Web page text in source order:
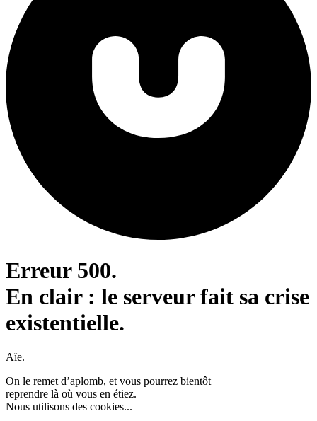
Erreur 500.
En clair : le serveur fait sa crise
existentielle.
Aïe.
On le remet d’aplomb, et vous pourrez bientôt
reprendre là où vous en étiez.
Nous utilisons des cookies...